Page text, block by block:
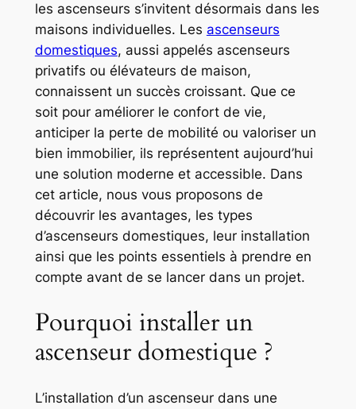
les ascenseurs s’invitent désormais dans les
maisons individuelles. Les ascenseurs
domestiques, aussi appelés ascenseurs
privatifs ou élévateurs de maison,
connaissent un succès croissant. Que ce
soit pour améliorer le confort de vie,
anticiper la perte de mobilité ou valoriser un
bien immobilier, ils représentent aujourd’hui
une solution moderne et accessible. Dans
cet article, nous vous proposons de
découvrir les avantages, les types
d’ascenseurs domestiques, leur installation
ainsi que les points essentiels à prendre en
compte avant de se lancer dans un projet.
Pourquoi installer un
ascenseur domestique ?
L’installation d’un ascenseur dans une